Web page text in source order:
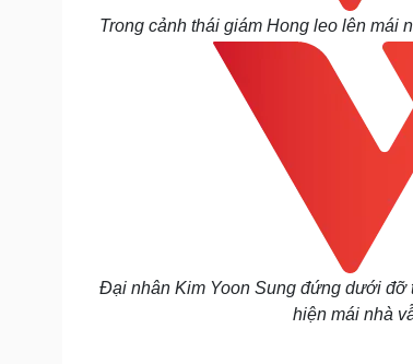
Trong cảnh thái giám Hong leo lên mái
Đại nhân Kim Yoon Sung đứng dưới đỡ
hiện mái nhà